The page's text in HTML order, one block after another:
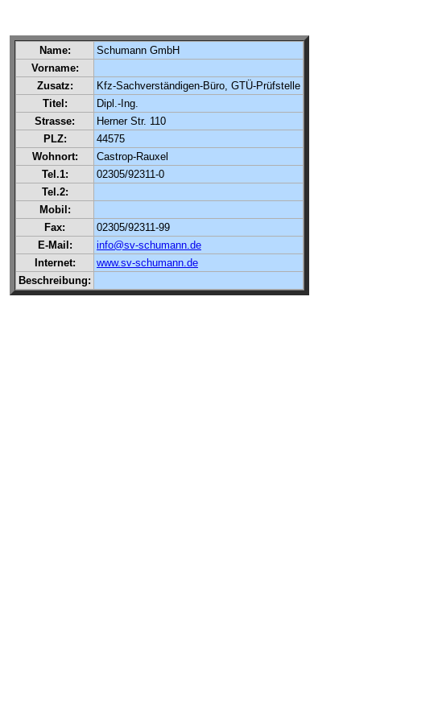
Name:
Schumann GmbH
Vorname:
Zusatz:
Kfz-Sachverständigen-Büro, GTÜ-Prüfstelle
Titel:
Dipl.-Ing.
Strasse:
Herner Str. 110
PLZ:
44575
Wohnort:
Castrop-Rauxel
Tel.1:
02305/92311-0
Tel.2:
Mobil:
Fax:
02305/92311-99
E-Mail:
info@sv-schumann.de
Internet:
www.sv-schumann.de
Beschreibung: